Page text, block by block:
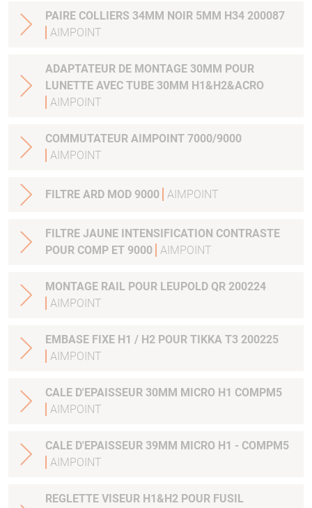
PAIRE COLLIERS 34MM NOIR 5MM H34 200087
AIMPOINT
ADAPTATEUR DE MONTAGE 30MM POUR
LUNETTE AVEC TUBE 30MM H1&H2&ACRO
AIMPOINT
COMMUTATEUR AIMPOINT 7000/9000
AIMPOINT
FILTRE ARD MOD 9000 AIMPOINT
FILTRE JAUNE INTENSIFICATION CONTRASTE
POUR COMP ET 9000 AIMPOINT
MONTAGE RAIL POUR LEUPOLD QR 200224
AIMPOINT
EMBASE FIXE H1 / H2 POUR TIKKA T3 200225
AIMPOINT
CALE D'EPAISSEUR 30MM MICRO H1 COMPM5
AIMPOINT
CALE D'EPAISSEUR 39MM MICRO H1 - COMPM5
AIMPOINT
REGLETTE VISEUR H1&H2 POUR FUSIL